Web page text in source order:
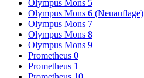
Olympus Mons 5
Olympus Mons 6 (Neuauflage)
Olympus Mons 7
Olympus Mons 8
Olympus Mons 9
Prometheus 0
Prometheus 1